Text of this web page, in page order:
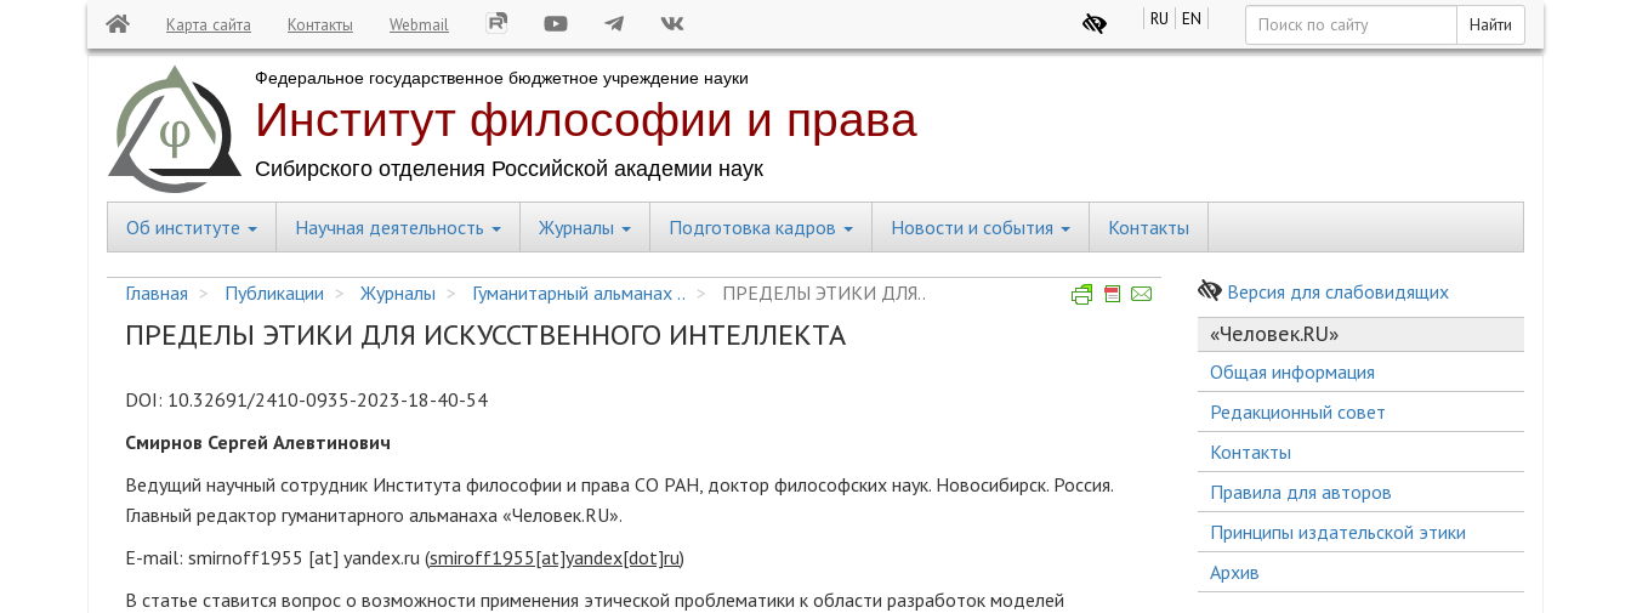
Карта сайта Контакты Webmail RU EN Найти
Central
Об институте Научная деятельность Журналы Подготовка кадров Новости и события Контакты
Главная Публикации Журналы Гуманитарный альманах .. ПРЕДЕЛЫ ЭТИКИ ДЛЯ..
ПРЕДЕЛЫ ЭТИКИ ДЛЯ ИСКУССТВЕННОГО ИНТЕЛЛЕКТА
DOI: 10.32691/2410-0935-2023-18-40-54
Смирнов Сергей Алевтинович
Ведущий научный сотрудник Института философии и права СО РАН, доктор философских наук. Новосибирск. Россия.
Главный редактор гуманитарного альманаха «Человек.RU».
E-mail: smirnoff1955 [at] yandex.ru (smirоff1955[at]yandex[dot]ru)
В статье ставится вопрос о возможности применения этической проблематики к области разработок моделей
Версия для слабовидящих
«Человек.RU»
Общая информация
Редакционный совет
Контакты
Правила для авторов
Принципы издательской этики
Архив